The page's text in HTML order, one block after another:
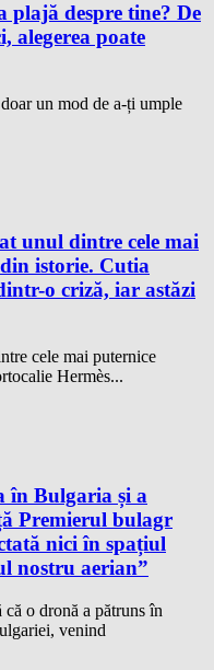
plajă despre tine? De
alegerea poate
un mod de a-ți umple
unul dintre cele mai
istorie. Cutia
o criză, iar astăzi
cele mai puternice
Hermès...
în Bulgaria și a
Premierul bulagr
nici în spațiul
nostru aerian”
o dronă a pătruns în
venind